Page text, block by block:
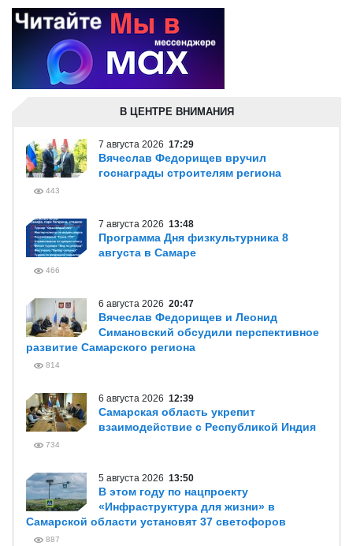
В ЦЕНТРЕ ВНИМАНИЯ
7 августа 2026 17:29
Вячеслав Федорищев вручил
госнаграды строителям региона
443
7 августа 2026 13:48
Программа Дня физкультурника 8
августа в Самаре
466
6 августа 2026 20:47
Вячеслав Федорищев и Леонид
Симановский обсудили перспективное
развитие Самарского региона
814
6 августа 2026 12:39
Самарская область укрепит
взаимодействие с Республикой Индия
734
5 августа 2026 13:50
В этом году по нацпроекту
«Инфраструктура для жизни» в
Самарской области установят 37 светофоров
887